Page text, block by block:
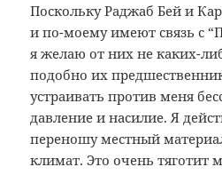
Поскольку Раджаб Бей и
и по-моему имеют связь с
я желаю от них не каких-
подобно их
устраивать против меня
давление и насилие. Я
переношу местный
климат. Это очень